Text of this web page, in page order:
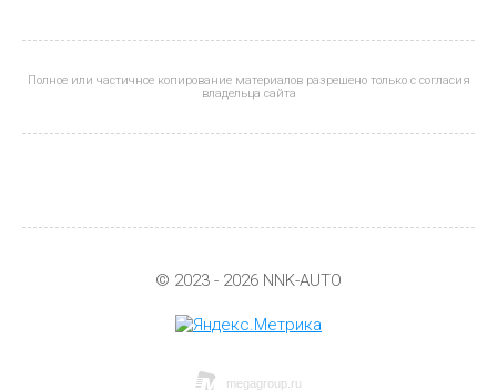
Полное или частичное копирование материалов разрешено только с согласия
владельца сайта
© 2023 - 2026 NNK-AUTO